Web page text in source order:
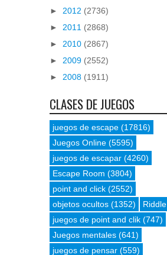
► 2012 (2736)
► 2011 (2868)
► 2010 (2867)
► 2009 (2552)
► 2008 (1911)
CLASES DE JUEGOS
juegos de escape (17816)
Juegos Online (5595)
juegos de escapar (4260)
Escape Room (3804)
point and click (2552)
objetos ocultos (1352) Riddle
juegos de point and clik (747)
Juegos mentales (641)
juegos de pensar (559)